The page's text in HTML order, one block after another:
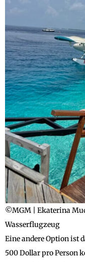
©MGM | Ekaterina
Wasserflugzeug
Eine andere Option ist
500 Dollar pro Person